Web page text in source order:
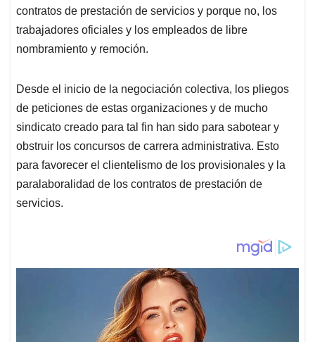
contratos de prestación de servicios y porque no, los
trabajadores oficiales y los empleados de libre
nombramiento y remoción.
Desde el inicio de la negociación colectiva, los pliegos
de peticiones de estas organizaciones y de mucho
sindicato creado para tal fin han sido para sabotear y
obstruir los concursos de carrera administrativa. Esto
para favorecer el clientelismo de los provisionales y la
paralaboralidad de los contratos de prestación de
servicios.